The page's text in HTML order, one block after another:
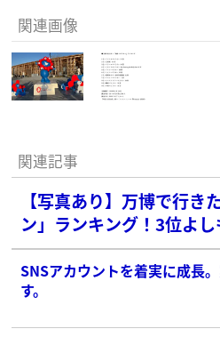
関連画像
関連記事
【写真あり】万博で行き
ン」ランキング！3位よ
館、2位ノモの国を抑え
SNSアカウントを着実に成長
す。